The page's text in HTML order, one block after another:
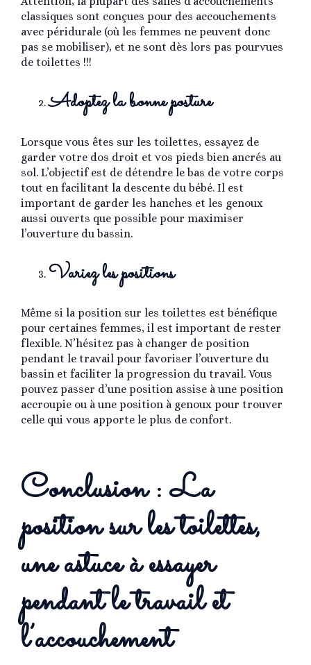
classiques sont conçues pour des accouchements
avec péridurale (où les femmes ne peuvent donc
pas se mobiliser), et ne sont dès lors pas pourvues
de toilettes !!!
Adoptez la bonne posture
Lorsque vous êtes sur les toilettes, essayez de
garder votre dos droit et vos pieds bien ancrés au
sol. L’objectif est de détendre le bas de votre corps
tout en facilitant la descente du bébé. Il est
important de garder les hanches et les genoux
aussi ouverts que possible pour maximiser
l’ouverture du bassin.
Variez les positions
Même si la position sur les toilettes est bénéfique
pour certaines femmes, il est important de rester
flexible. N’hésitez pas à changer de position
pendant le travail pour favoriser l’ouverture du
bassin et faciliter la progression du travail. Vous
pouvez passer d’une position assise à une position
accroupie ou à une position à genoux pour trouver
celle qui vous apporte le plus de confort.
Conclusion : La
position sur les toilettes,
une astuce à essayer
pendant le travail et
l’accouchement